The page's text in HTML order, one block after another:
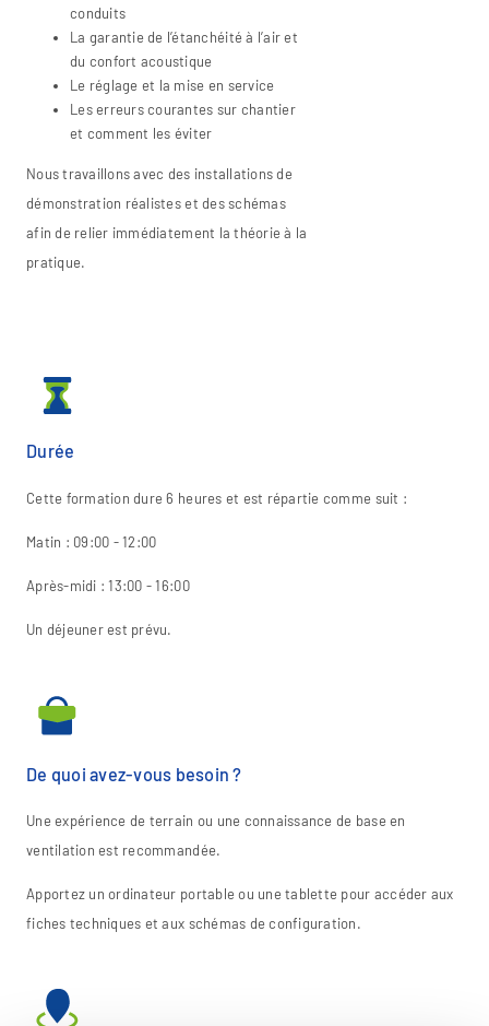
conduits
La garantie de l’étanchéité à l’air et
du confort acoustique
Le réglage et la mise en service
Les erreurs courantes sur chantier
et comment les éviter
Nous travaillons avec des installations de
démonstration réalistes et des schémas
afin de relier immédiatement la théorie à la
pratique.
Durée
Cette formation dure 6 heures et est répartie comme suit :
Matin : 09:00 - 12:00
Après-midi : 13:00 - 16:00
Un déjeuner est prévu.
De quoi avez-vous besoin ?
Une expérience de terrain ou une connaissance de base en
ventilation est recommandée.
Apportez un ordinateur portable ou une tablette pour accéder aux
fiches techniques et aux schémas de configuration.